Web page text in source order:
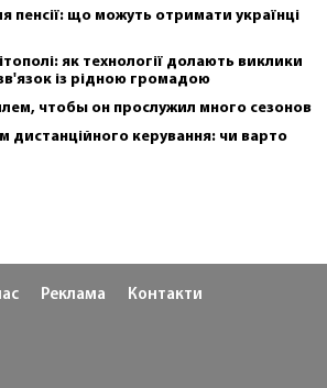
пенсії: що можуть отримати українці
як технології долають виклики
із рідною громадою
чтобы он прослужил много сезонов
дистанційного керування: чи варто
Реклама Контакти